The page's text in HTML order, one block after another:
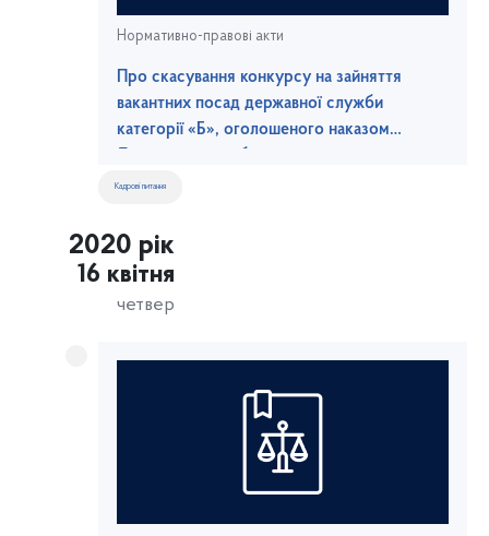
Нормативно-правові акти
Про скасування конкурсу на зайняття
вакантних посад державної служби
категорії «Б», оголошеного наказом
транспорту України від 16.04.2020 № 83
Кадрові питання
2020 рік
16 квітня
четвер